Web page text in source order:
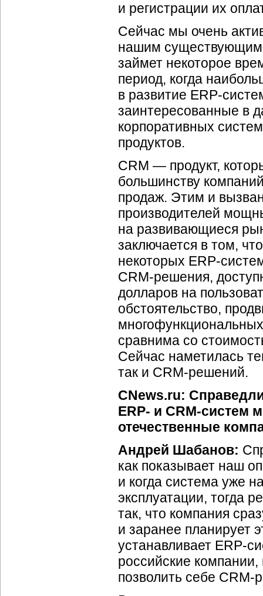
и регистрации их
Сейчас мы очень
нашим существующим
займет некоторое
период, когда
в развитие ERP-
заинтересованные в
корпоративных
продуктов.
CRM — продукт,
большинству
продаж. Этим и
производителей
на развивающиеся
заключается в том,
некоторых ERP-
CRM-решения,
долларов на
обстоятельство,
сравнима со
Сейчас наметилась
так и CRM-решений.
CNews.ru:
ERP- и CRM-систем
отечественные
Андрей Шабанов:
как показывает наш
и когда система уже
эксплуатации, тогда
так, что компания
и заранее планирует
устанавливает ERP-
российские
позволить себе